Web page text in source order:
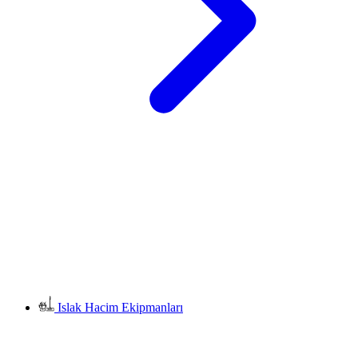
Islak Hacim Ekipmanları